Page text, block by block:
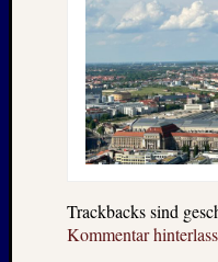
Trackbacks sind
Kommentar